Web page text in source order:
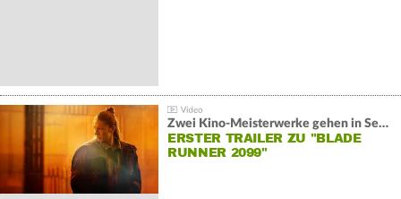
Zwei Kino-Meisterwerke gehen in Serie:
ERSTER TRAILER ZU "BLADE
RUNNER 2099"